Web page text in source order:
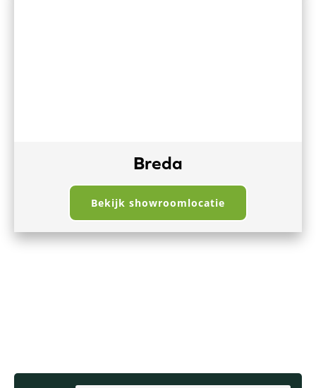
Breda
Bekijk showroomlocatie